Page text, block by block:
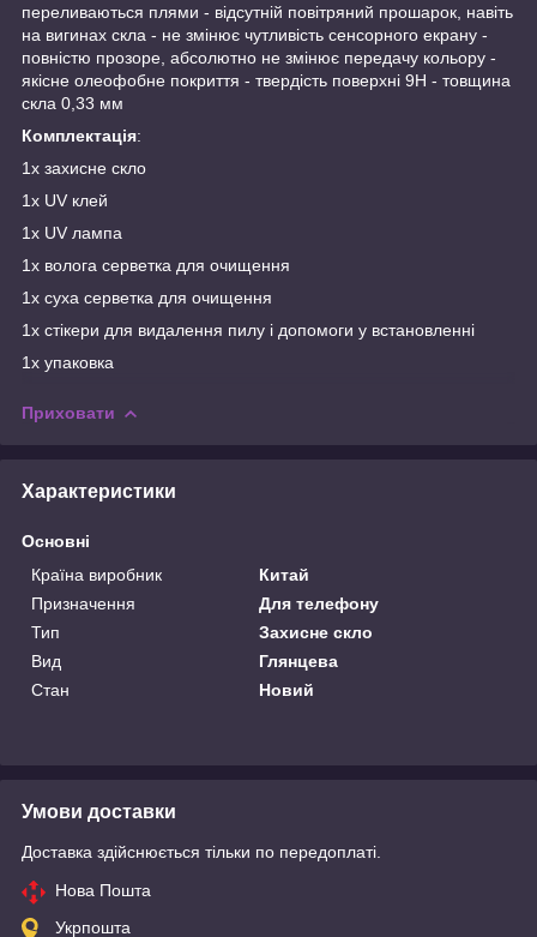
переливаються плями - відсутній повітряний прошарок, навіть
на вигинах скла - не змінює чутливість сенсорного екрану -
повністю прозоре, абсолютно не змінює передачу кольору -
якісне олеофобне покриття - твердість поверхні 9H - товщина
скла 0,33 мм
Комплектація:
1х захисне скло
1х UV клей
1х UV лампа
1х волога серветка для очищення
1х суха серветка для очищення
1х стікери для видалення пилу і допомоги у встановленні
1х упаковка
Приховати
Характеристики
Основні
Країна виробник
Китай
Призначення
Для телефону
Тип
Захисне скло
Вид
Глянцева
Стан
Новий
Умови доставки
Доставка здійснюється тільки по передоплаті.
Нова Пошта
Укрпошта